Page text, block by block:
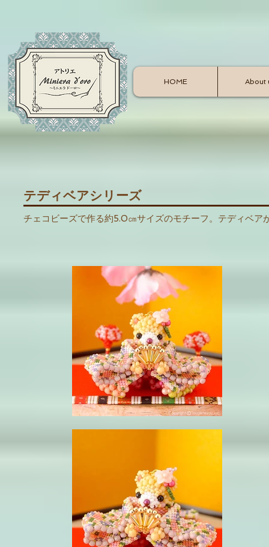
HOME About
テディベアシリーズ
チェコビーズで作る約5.0㎝サイズのモチーフ。 テディベア